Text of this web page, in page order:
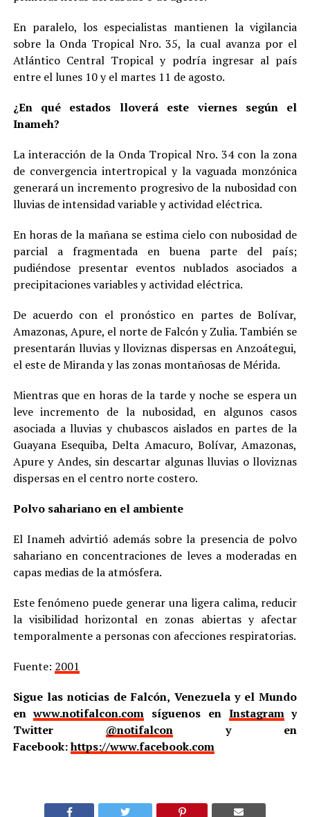
En paralelo, los especialistas mantienen la vigilancia
sobre la Onda Tropical Nro. 35, la cual avanza por el
Atlántico Central Tropical y podría ingresar al país
entre el lunes 10 y el martes 11 de agosto.
¿En qué estados lloverá este viernes según el
Inameh?
La interacción de la Onda Tropical Nro. 34 con la zona
de convergencia intertropical y la vaguada monzónica
generará un incremento progresivo de la nubosidad con
lluvias de intensidad variable y actividad eléctrica.
En horas de la mañana se estima cielo con nubosidad de
parcial a fragmentada en buena parte del país;
pudiéndose presentar eventos nublados asociados a
precipitaciones variables y actividad eléctrica.
De acuerdo con el pronóstico en partes de Bolívar,
Amazonas, Apure, el norte de Falcón y Zulia. También se
presentarán lluvias y lloviznas dispersas en Anzoátegui,
el este de Miranda y las zonas montañosas de Mérida.
Mientras que en horas de la tarde y noche se espera un
leve incremento de la nubosidad, en algunos casos
asociada a lluvias y chubascos aislados en partes de la
Guayana Esequiba, Delta Amacuro, Bolívar, Amazonas,
Apure y Andes, sin descartar algunas lluvias o lloviznas
dispersas en el centro norte costero.
Polvo sahariano en el ambiente
El Inameh advirtió además sobre la presencia de polvo
sahariano en concentraciones de leves a moderadas en
capas medias de la atmósfera.
Este fenómeno puede generar una ligera calima, reducir
la visibilidad horizontal en zonas abiertas y afectar
temporalmente a personas con afecciones respiratorias.
Fuente: 2001
Sigue las noticias de Falcón, Venezuela y el Mundo
enwww.notifalcon.com síguenos en Instagramy
Twitter @notifalcony en
Facebook:https://www.facebook.com